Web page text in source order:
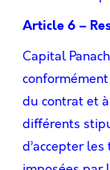
Article 6 –
Capital
du contrat et
différents
d’accepter